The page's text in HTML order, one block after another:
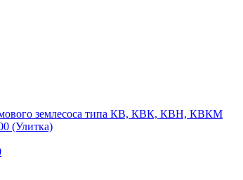
землесоса типа КВ, КВК, КВН, КВКМ
(Улитка)